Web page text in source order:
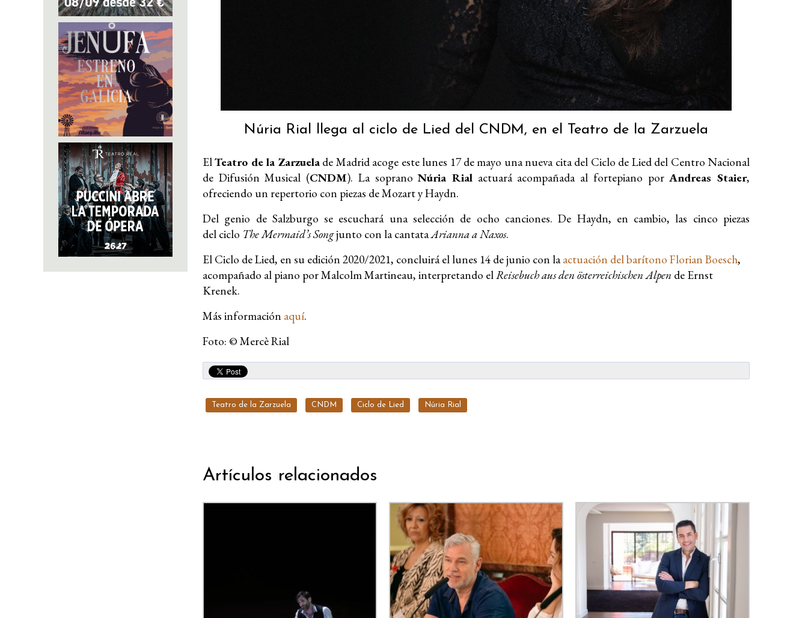
Núria Rial llega al ciclo de Lied del CNDM, en el Teatro de la Zarzuela
ElTeatro de la Zarzuelade Madrid acoge este lunes 17 de mayo una nueva cita del Ciclo de Lied del Centro Nacional
de Difusión Musical (CNDM). La sopranoNúria Rial actuará acompañada al fortepiano porAndreas Staier,
ofreciendo un repertorio con piezas de Mozart y Haydn.
Del genio de Salzburgo se escuchará una selección de ocho canciones. De Haydn, en cambio, las cinco piezas
del ciclo The Mermaid’s Songjunto con la cantataArianna a Naxos.
El Ciclo de Lied, en su edición 2020/2021, concluirá el lunes 14 de junio con la actuación del barítono Florian Boesch,
acompañado al piano por Malcolm Martineau, interpretando elReisebuch aus den österreichischen Alpen de Ernst
Krenek.
Más información aquí.
Foto: © Mercè Rial
Teatro de la Zarzuela CNDM Ciclo de Lied Núria Rial
Artículos relacionados